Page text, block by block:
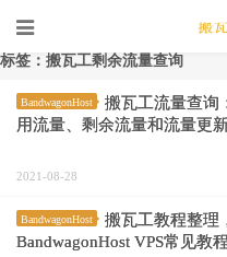
标签：搬瓦工剩余流量查询
BandwagonHost
搬瓦工流量查询
用流量、剩余流量和流量更
2021-08-28
BandwagonHost
搬瓦工教程整理
BandwagonHost VPS常见教程